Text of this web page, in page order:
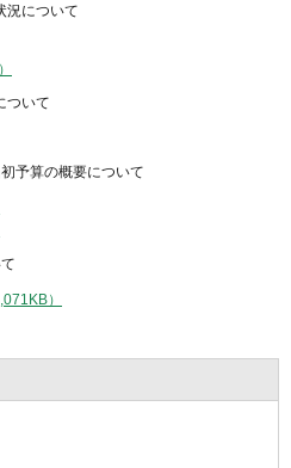
況について
ついて
予算の概要について
）